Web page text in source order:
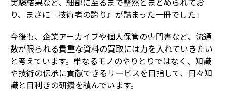
り、まさに『技術者の誇り』が詰まった一冊でした」
今後も、企業アーカイブや個人保管の専門書など、流通
数が限られる貴重な資料の買取には力を入れていきたい
と考えています。単なるモノのやりとりではなく、知識
や技術の伝承に貢献できるサービスを目指して、日々知
識と目利きの研鑽を積んでいます。